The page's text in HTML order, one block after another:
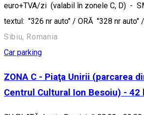
euro+TVA/zi (valabil în zonele C, D) -
textul: "326 nr auto" / ORĂ "328 nr auto"
Sibiu, Romania
Car parking
ZONA C - Piaţa Unirii (parcarea
Centrul Cultural Ion Besoiu) - 42